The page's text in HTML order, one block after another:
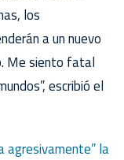
los
a un nuevo
Me siento fatal
escribió el
agresivamente” la